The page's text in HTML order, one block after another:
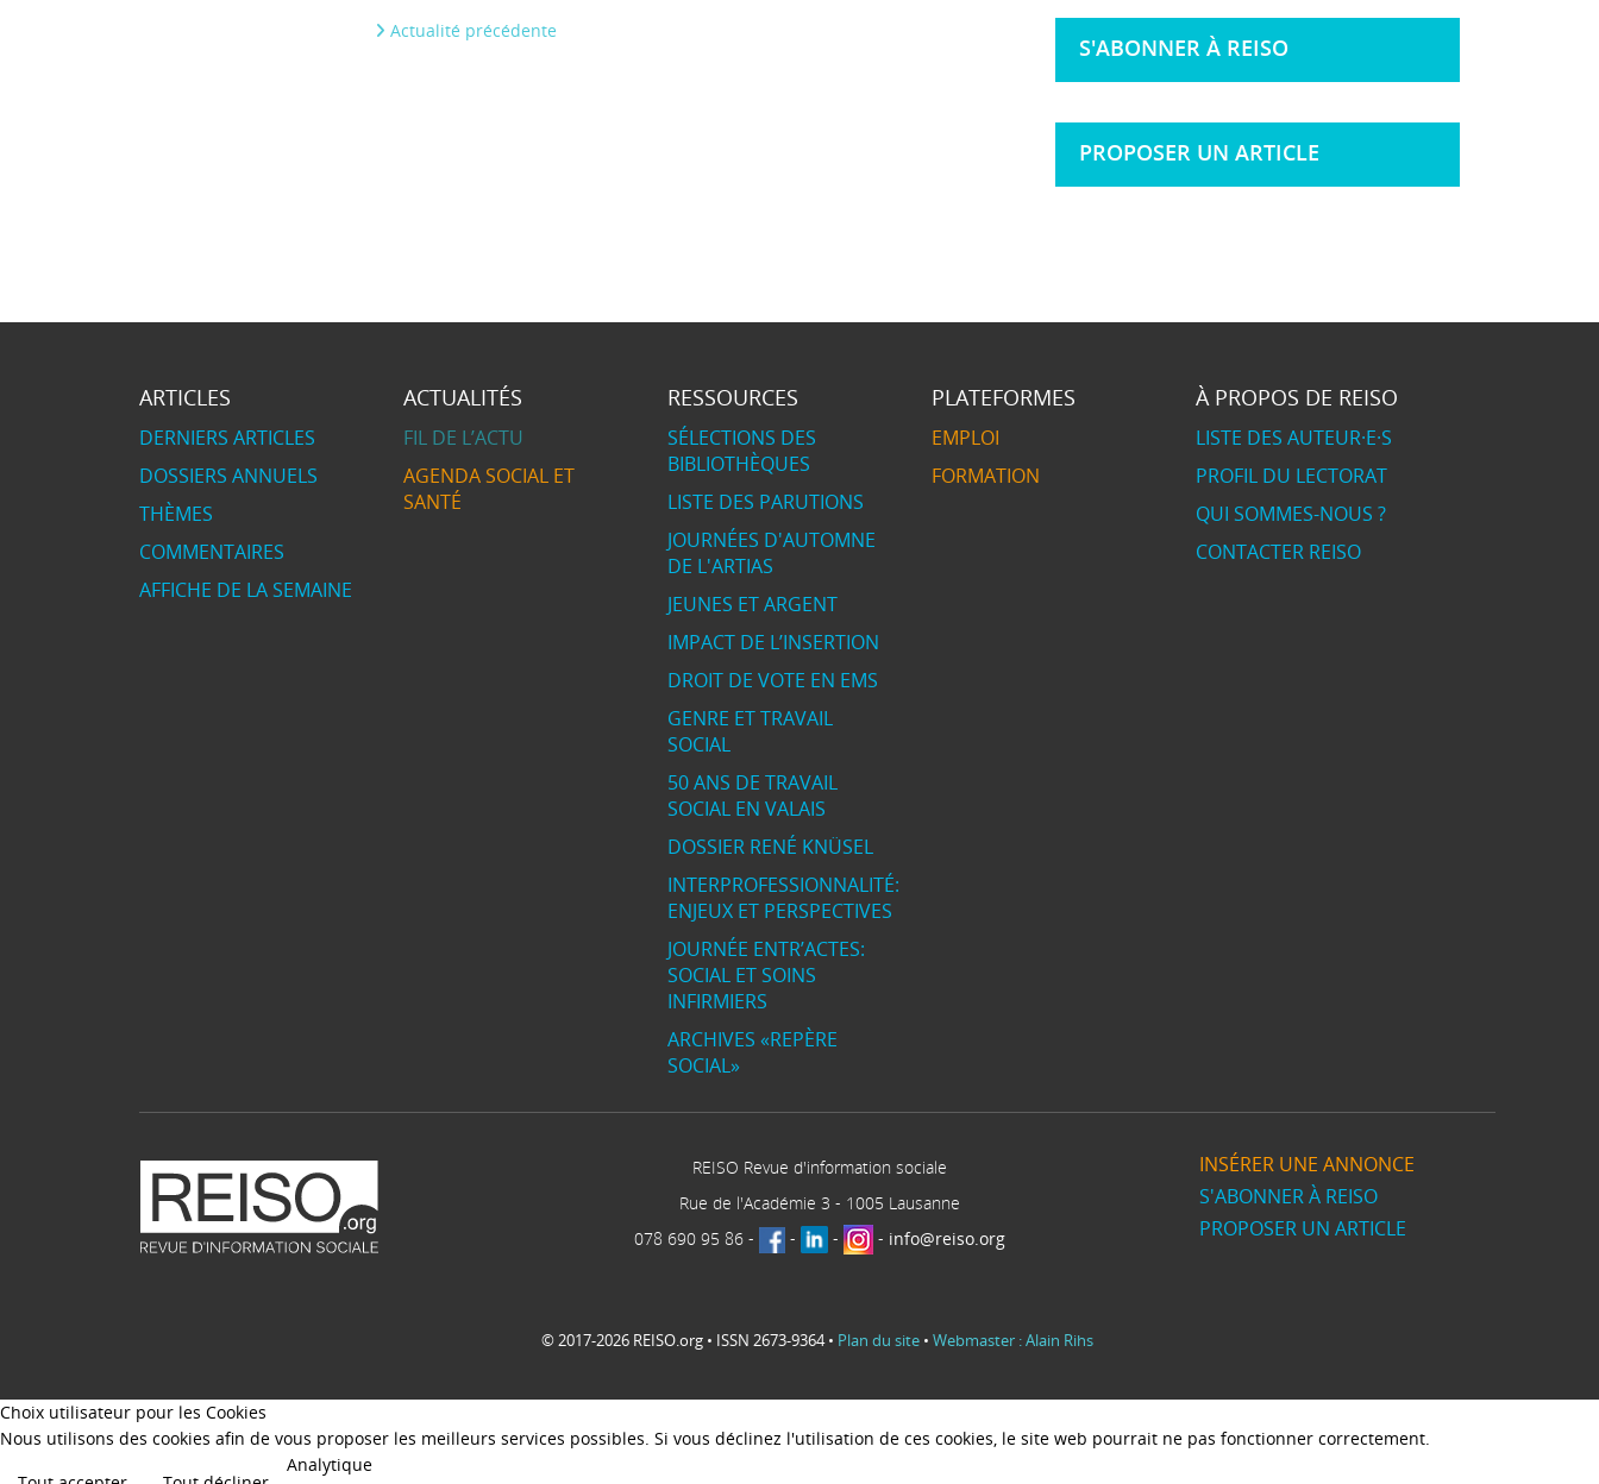
Actualité précédente
S'ABONNER À REISO
PROPOSER UN ARTICLE
ARTICLES
DERNIERS ARTICLES
DOSSIERS ANNUELS
THÈMES
COMMENTAIRES
AFFICHE DE LA SEMAINE
ACTUALITÉS
FIL DE L’ACTU
AGENDA SOCIAL ET
SANTÉ
RESSOURCES
SÉLECTIONS DES
BIBLIOTHÈQUES
LISTE DES PARUTIONS
JOURNÉES D'AUTOMNE
DE L'ARTIAS
JEUNES ET ARGENT
IMPACT DE L’INSERTION
DROIT DE VOTE EN EMS
GENRE ET TRAVAIL
SOCIAL
50 ANS DE TRAVAIL
SOCIAL EN VALAIS
DOSSIER RENÉ KNÜSEL
INTERPROFESSIONNALITÉ:
ENJEUX ET PERSPECTIVES
JOURNÉE ENTR’ACTES:
SOCIAL ET SOINS
INFIRMIERS
ARCHIVES «REPÈRE
SOCIAL»
PLATEFORMES
EMPLOI
FORMATION
À PROPOS DE REISO
LISTE DES AUTEUR·E·S
PROFIL DU LECTORAT
QUI SOMMES-NOUS ?
CONTACTER REISO
REISO Revue d'information sociale
Rue de l'Académie 3 - 1005 Lausanne
078 690 95 86 - - - - info@reiso.org
INSÉRER UNE ANNONCE
S'ABONNER À REISO
PROPOSER UN ARTICLE
© 2017-2026 REISO.org • ISSN 2673-9364 • Plan du site • Webmaster : Alain Rihs
Choix utilisateur pour les Cookies
Nous utilisons des cookies afin de vous proposer les meilleurs services possibles. Si vous déclinez l'utilisation de ces cookies, le site web pourrait ne pas fonctionner correctement.
Analytique